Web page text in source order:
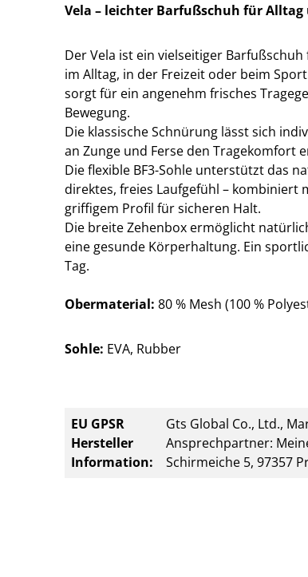
Vela – leichter Barfußschuh für Alltag
Der Vela ist ein vielseitiger
im Alltag, in der Freizeit oder beim
sorgt für ein angenehm frisches
Bewegung.
Die klassische Schnürung lässt sich
an Zunge und Ferse den Tragekomfort
Die flexible BF3-Sohle unterstützt das
direktes, freies Laufgefühl – kombiniert
griffigem Profil für sicheren Halt.
Die breite Zehenbox ermöglicht
eine gesunde Körperhaltung. Ein
Tag.
Obermaterial: 80 % Mesh (100 %
Sohle: EVA, Rubber
EU GPSR
Hersteller
Information:
Gts Global Co., Ltd.,
Ansprechpartner:
Schirmeiche 5, 97357